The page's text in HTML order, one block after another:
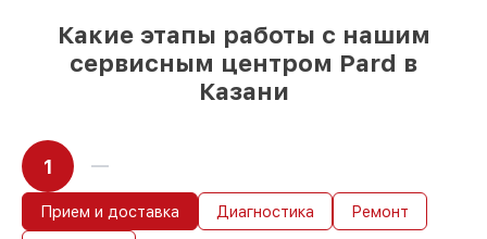
Какие этапы работы с нашим
сервисным центром Pard в
Казани
1
Прием и доставка Диагностика Ремонт